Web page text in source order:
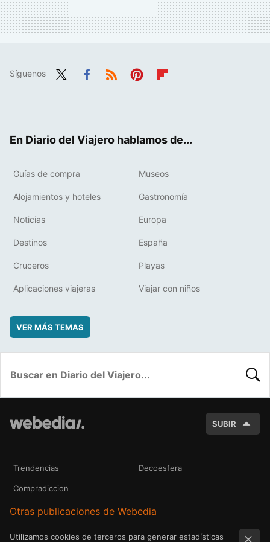
Síguenos
En Diario del Viajero hablamos de...
Guías de compra Museos
Alojamientos y hoteles Gastronomía
Noticias Europa
Destinos España
Cruceros Playas
Aplicaciones viajeras Viajar con niños
VER MÁS TEMAS
SUBIR
Trendencias Decoesfera
Compradiccion
Otras publicaciones de Webedia
Utilizamos cookies de terceros para generar estadísticas